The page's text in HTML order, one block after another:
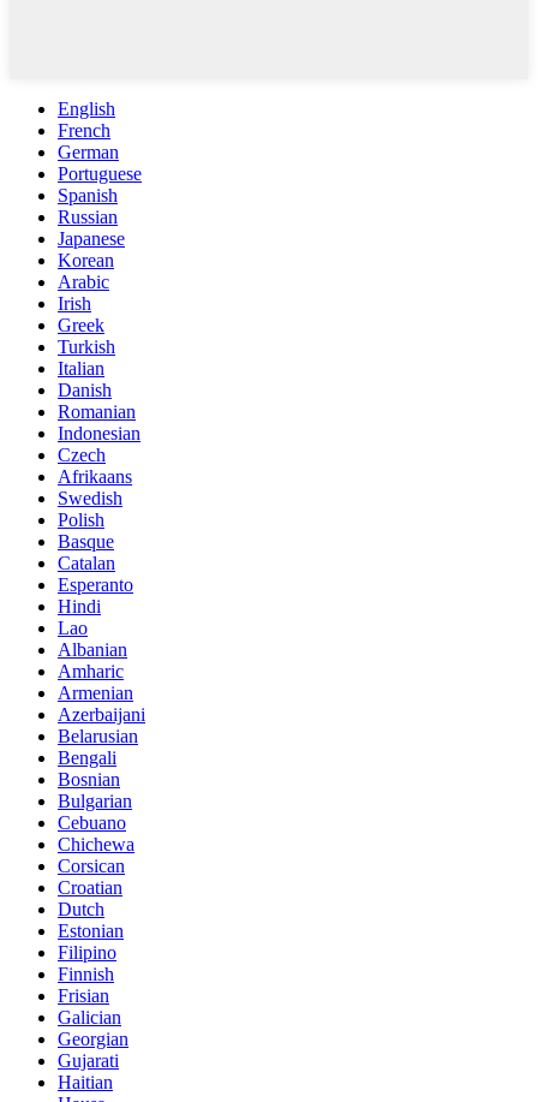
English
French
German
Portuguese
Spanish
Russian
Japanese
Korean
Arabic
Irish
Greek
Turkish
Italian
Danish
Romanian
Indonesian
Czech
Afrikaans
Swedish
Polish
Basque
Catalan
Esperanto
Hindi
Lao
Albanian
Amharic
Armenian
Azerbaijani
Belarusian
Bengali
Bosnian
Bulgarian
Cebuano
Chichewa
Corsican
Croatian
Dutch
Estonian
Filipino
Finnish
Frisian
Galician
Georgian
Gujarati
Haitian